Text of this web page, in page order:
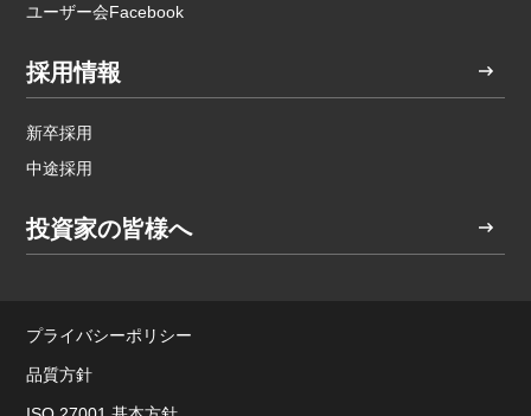
ユーザー会Facebook
採用情報
新卒採用
中途採用
投資家の皆様へ
プライバシーポリシー
品質方針